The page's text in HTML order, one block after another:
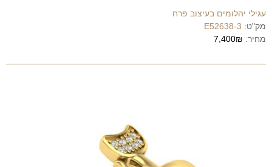
עגילי יהלומים בעיצוב פרח
מק"ט: E52638-3
מחיר: 7,400₪